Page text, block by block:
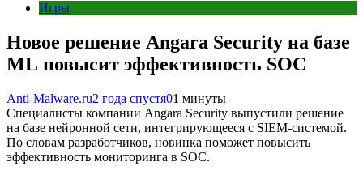
Игры
Новое решение Angara Security на базе
ML повысит эффективность SOC
Anti-Malware.ru2 года спустя01 минуты
Специалисты компании Angara Security выпустили решение
на базе нейронной сети, интегрирующееся с SIEM-системой.
По словам разработчиков, новинка поможет повысить
эффективность мониторинга в SOC.